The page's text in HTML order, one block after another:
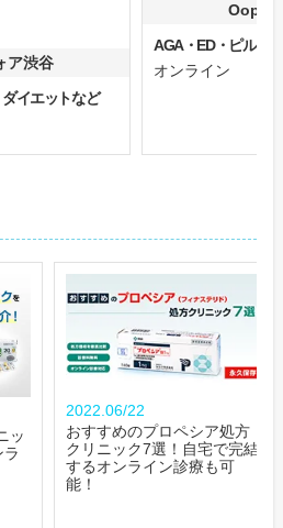
ア渋谷
イエットなど
Oops
AGA・ED・ピル
オンライン
ッ
2022.06/22
おすすめのプロペシア処方
クリニック7選！自宅で完結
するオンライン診療も可
能！